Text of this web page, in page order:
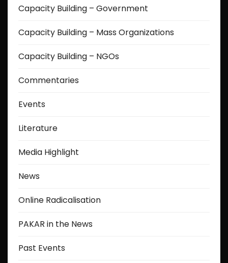
Capacity Building – Government
Capacity Building – Mass Organizations
Capacity Building – NGOs
Commentaries
Events
Literature
Media Highlight
News
Online Radicalisation
PAKAR in the News
Past Events